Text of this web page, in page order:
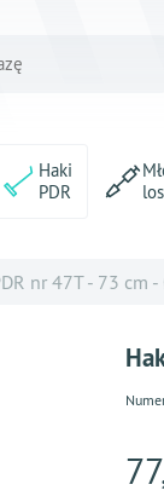
Haki
PDR
nr 47Т - 73 cm